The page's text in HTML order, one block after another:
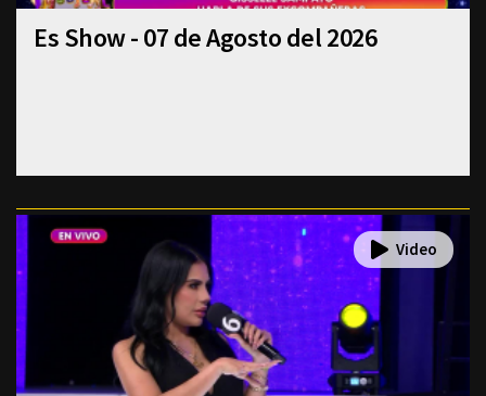
Es Show - 07 de Agosto del 2026